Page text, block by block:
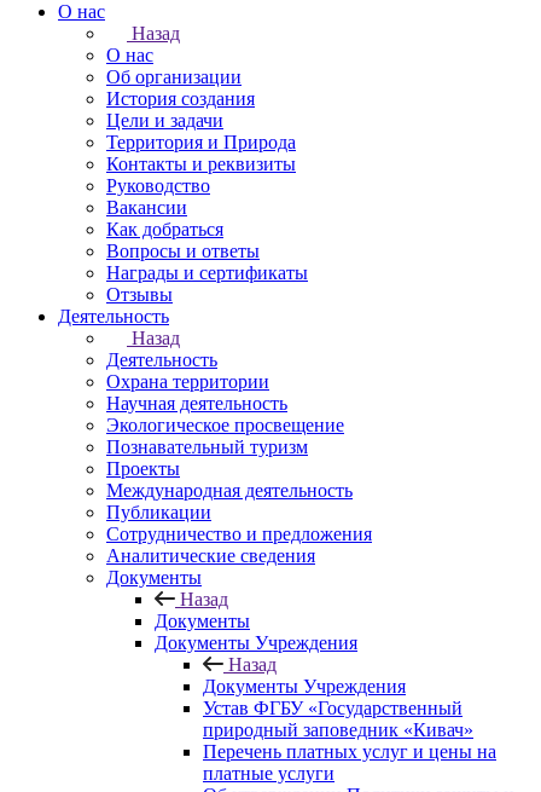
О нас
Назад
О нас
Об организации
История создания
Цели и задачи
Территория и Природа
Контакты и реквизиты
Руководство
Вакансии
Как добраться
Вопросы и ответы
Награды и сертификаты
Отзывы
Деятельность
Назад
Деятельность
Охрана территории
Научная деятельность
Экологическое просвещение
Познавательный туризм
Проекты
Международная деятельность
Публикации
Сотрудничество и предложения
Аналитические сведения
Документы
Назад
Документы
Документы Учреждения
Назад
Документы Учреждения
Устав ФГБУ «Государственный
природный заповедник «Кивач»
Перечень платных услуг и цены на
платные услуги